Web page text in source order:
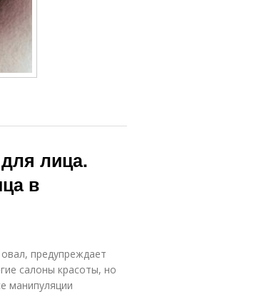
лица.
в
предупреждает
салоны красоты, но
манипуляции